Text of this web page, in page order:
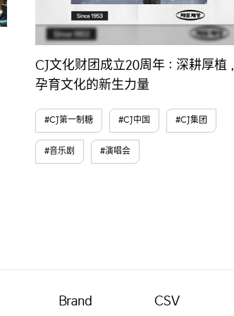
CJ文化财团成立20周年：深耕厚植，
孕育文化的新生力量
#CJ第一制糖 #CJ中国 #CJ集团
#音乐剧 #演唱会
Brand CSV